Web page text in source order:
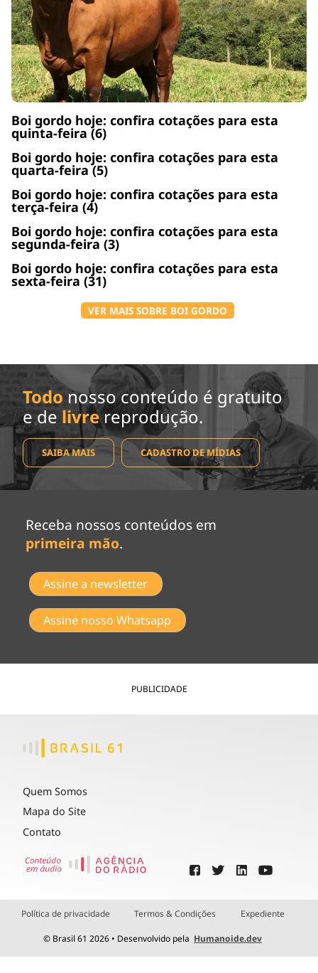
Boi gordo hoje: confira cotações para esta
quinta-feira (6)
Boi gordo hoje: confira cotações para esta
quarta-feira (5)
Boi gordo hoje: confira cotações para esta
terça-feira (4)
Boi gordo hoje: confira cotações para esta
segunda-feira (3)
Boi gordo hoje: confira cotações para esta
sexta-feira (31)
VER MAIS SOBRE BOI GORDO
Todo nosso conteúdo é gratuito
e de livrereprodução.
SAIBA MAIS CADASTRO DE MÍDIAS
Receba nossos conteúdos em
primeira mão.
Assine a newsletter
Assine nosso Whatsapp
PUBLICIDADE
Quem Somos
Mapa do Site
Contato
Política de privacidade Termos & Condições Expediente
© Brasil 61 2026 • Desenvolvido pela Humanoide.dev